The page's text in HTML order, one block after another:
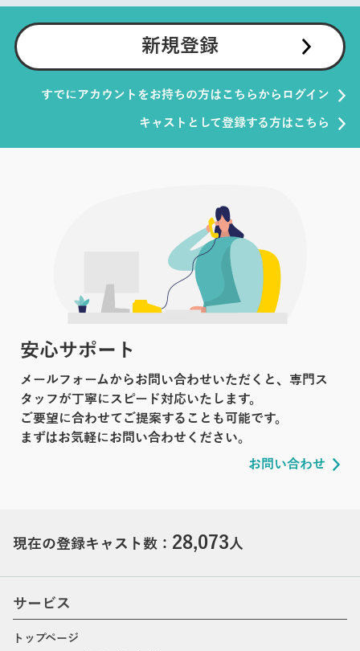
新規登録
すでにアカウントをお持ちの方はこちらからログイン
キャストとして登録する方はこちら
安心サポート
メールフォームからお問い合わせいただくと、専門ス
タッフが丁寧にスピード対応いたします。
ご要望に合わせてご提案することも可能です。
まずはお気軽にお問い合わせください。
お問い合わせ
現在の登録キャスト数： 28,073人
サービス
トップページ